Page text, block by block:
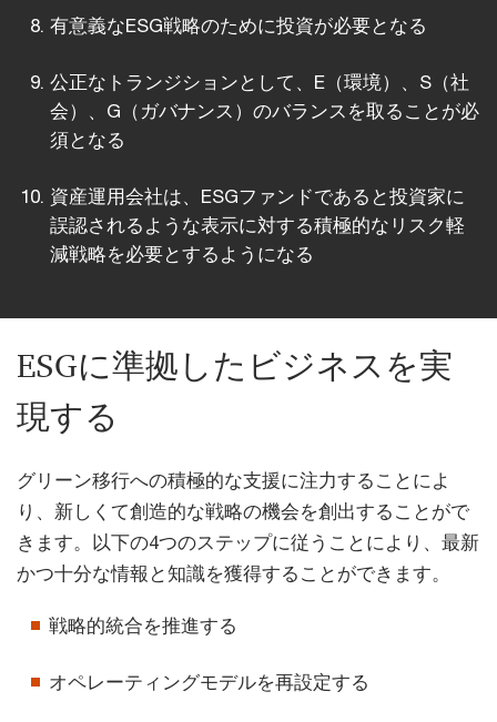
有意義なESG戦略のために投資が必要となる
公正なトランジションとして、E（環境）、S（社
会）、G（ガバナンス）のバランスを取ることが必
須となる
資産運用会社は、ESGファンドであると投資家に
誤認されるような表示に対する積極的なリスク軽
減戦略を必要とするようになる
ESGに準拠したビジネスを実
現する
グリーン移行への積極的な支援に注力することによ
り、新しくて創造的な戦略の機会を創出することがで
きます。以下の4つのステップに従うことにより、最新
かつ十分な情報と知識を獲得することができます。
戦略的統合を推進する
オペレーティングモデルを再設定する